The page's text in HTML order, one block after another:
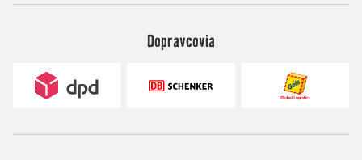
Dopravcovia